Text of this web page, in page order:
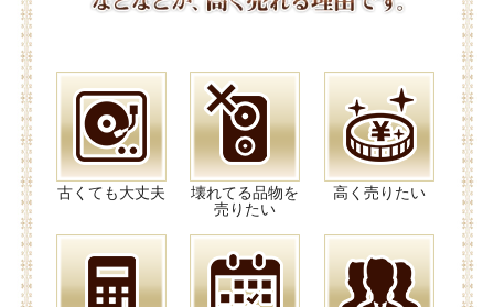
古くても大丈夫
壊れてる品物を
売りたい
高く売りたい